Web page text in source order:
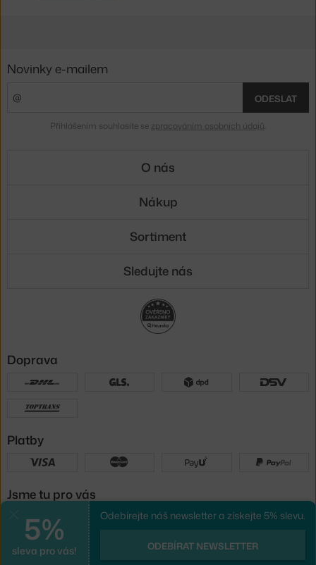
5%
sleva pro vás!
Odebírejte náš newsletter a získejte 5% slevu.
ODEBÍRAT NEWSLETTER
Novinky e-mailem
ODESLAT
Přihlášením souhlasíte se zpracováním osobních údajů
O nás
Nákup
Sortiment
Sledujte nás
Doprava
Platby
Jsme tu pro vás
e-shop na míruod